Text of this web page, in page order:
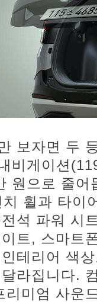
보자면 두
비게이션
원으로 줄
휠과 타이
석 파워 시
트, 스마트
테리어 색
라집니다.
리미엄 사운